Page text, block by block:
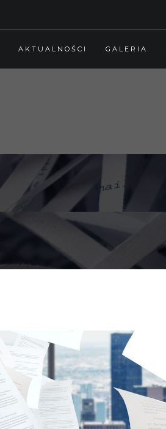
AKTUALNOŚCI GALERIA